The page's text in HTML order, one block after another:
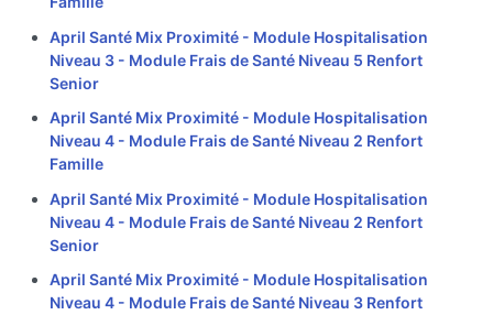
April Santé Mix Proximité - Module Hospitalisation
Niveau 3 - Module Frais de Santé Niveau 5 Renfort
Senior
April Santé Mix Proximité - Module Hospitalisation
Niveau 4 - Module Frais de Santé Niveau 2 Renfort
Famille
April Santé Mix Proximité - Module Hospitalisation
Niveau 4 - Module Frais de Santé Niveau 2 Renfort
Senior
April Santé Mix Proximité - Module Hospitalisation
Niveau 4 - Module Frais de Santé Niveau 3 Renfort